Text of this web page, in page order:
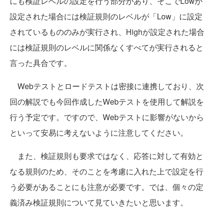
設定された場合には検証規則のレベルが「Low」に設定
されているもののみが実行され、Highが設定された場合
には検証規則のレベルに関係なくすべてが実行されると
言った具合です。
Webテストとロードテストは密接に連携しており、次
回の解説でも今回作成したWebテストを使用して解説を
行う予定です。ですので、Webテストに影響がないから
といって安易に考えないように注意してください。
また、検証規則も要求ではなく、応答に対して有効と
なる規則のため、そのことを考慮に入れた上で設定を行
う必要があることにも注意が必要です。では、個々の定
義済み検証規則について見ていきたいと思います。